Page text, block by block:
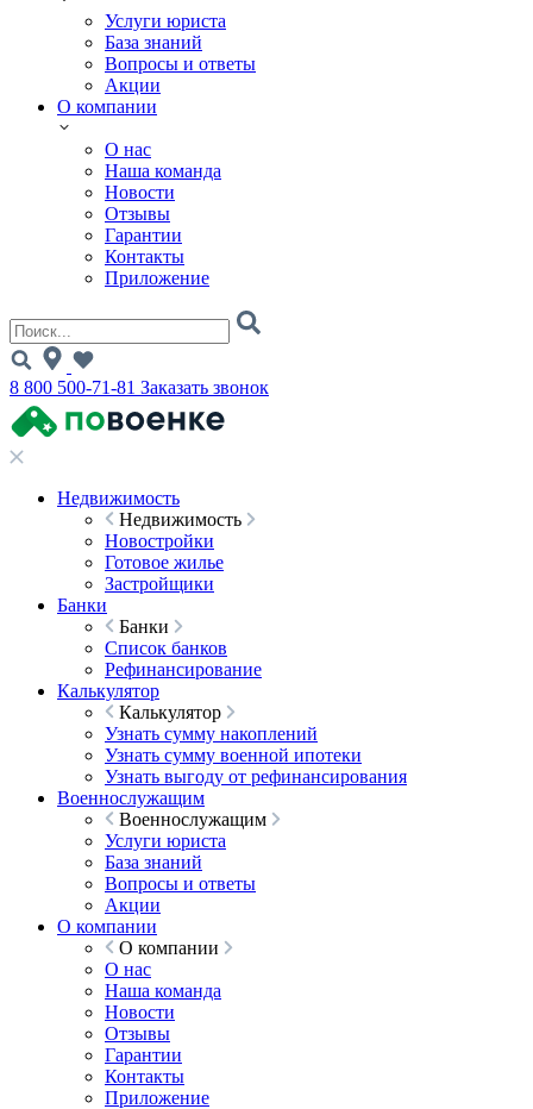
Услуги юриста
База знаний
Вопросы и ответы
Акции
О компании
О нас
Наша команда
Новости
Отзывы
Гарантии
Контакты
Приложение
8 800 500-71-81 Заказать звонок
Недвижимость
Недвижимость
Новостройки
Готовое жилье
Застройщики
Банки
Банки
Список банков
Рефинансирование
Калькулятор
Калькулятор
Узнать сумму накоплений
Узнать сумму военной ипотеки
Узнать выгоду от рефинансирования
Военнослужащим
Военнослужащим
Услуги юриста
База знаний
Вопросы и ответы
Акции
О компании
О компании
О нас
Наша команда
Новости
Отзывы
Гарантии
Контакты
Приложение